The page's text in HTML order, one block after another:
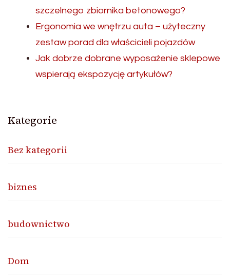
szczelnego zbiornika betonowego?
Ergonomia we wnętrzu auta – użyteczny
zestaw porad dla właścicieli pojazdów
Jak dobrze dobrane wyposażenie sklepowe
wspierają ekspozycję artykułów?
Kategorie
Bez kategorii
biznes
budownictwo
Dom